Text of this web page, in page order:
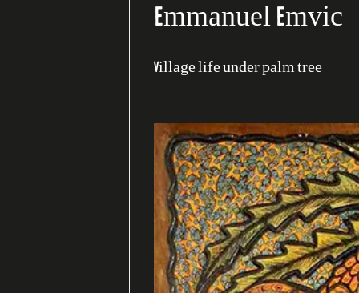
Emmanuel Emvic
Village life under palm tree